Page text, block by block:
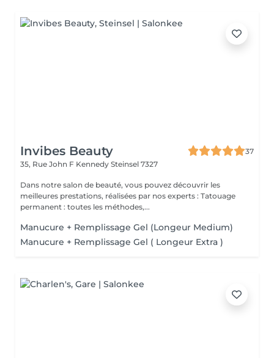
Invibes Beauty
37
35, Rue John F Kennedy Steinsel 7327
Dans notre salon de beauté, vous pouvez découvrir les
meilleures prestations, réalisées par nos experts : Tatouage
permanent : toutes les méthodes,...
Manucure + Remplissage Gel (Longeur Medium)
Manucure + Remplissage Gel ( Longeur Extra )